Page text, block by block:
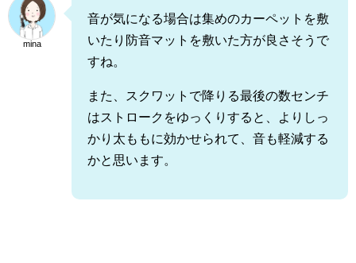
mina
音が気になる場合は集めのカーペットを敷
いたり防音マットを敷いた方が良さそうで
すね。
また、スクワットで降りる最後の数センチ
はストロークをゆっくりすると、よりしっ
かり太ももに効かせられて、音も軽減する
かと思います。